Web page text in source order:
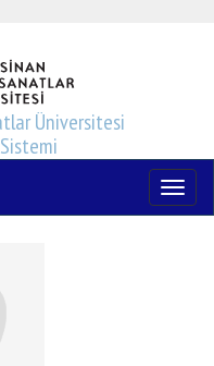
Üniversitesi
Menu